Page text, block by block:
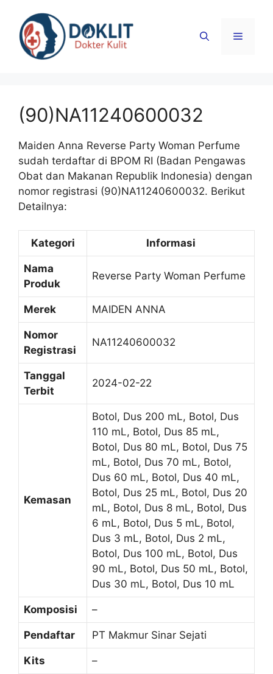
Menu
(90)NA11240600032
Maiden Anna Reverse Party Woman Perfume
sudah terdaftar di BPOM RI (Badan Pengawas
Obat dan Makanan Republik Indonesia) dengan
nomor registrasi (90)NA11240600032. Berikut
Detailnya:
Kategori Informasi
Nama
Produk
Reverse Party Woman Perfume
Merek MAIDEN ANNA
Nomor
Registrasi
NA11240600032
Tanggal
Terbit
2024-02-22
Kemasan
Botol, Dus 200 mL, Botol, Dus
110 mL, Botol, Dus 85 mL,
Botol, Dus 80 mL, Botol, Dus 75
mL, Botol, Dus 70 mL, Botol,
Dus 60 mL, Botol, Dus 40 mL,
Botol, Dus 25 mL, Botol, Dus 20
mL, Botol, Dus 8 mL, Botol, Dus
6 mL, Botol, Dus 5 mL, Botol,
Dus 3 mL, Botol, Dus 2 mL,
Botol, Dus 100 mL, Botol, Dus
90 mL, Botol, Dus 50 mL, Botol,
Dus 30 mL, Botol, Dus 10 mL
Komposisi –
Pendaftar PT Makmur Sinar Sejati
Kits –